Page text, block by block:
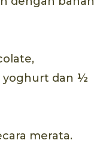
yoghurt dan ½
merata.